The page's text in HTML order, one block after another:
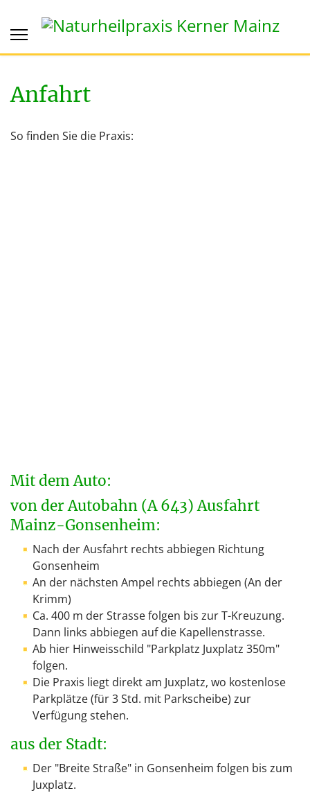
Anfahrt
So finden Sie die Praxis:
Mit dem Auto:
von der Autobahn (A 643) Ausfahrt
Mainz-Gonsenheim:
Nach der Ausfahrt rechts abbiegen Richtung
Gonsenheim
An der nächsten Ampel rechts abbiegen (An der
Krimm)
Ca. 400 m der Strasse folgen bis zur T-Kreuzung.
Dann links abbiegen auf die Kapellenstrasse.
Ab hier Hinweisschild "Parkplatz Juxplatz 350m"
folgen.
Die Praxis liegt direkt am Juxplatz, wo kostenlose
Parkplätze (für 3 Std. mit Parkscheibe) zur
Verfügung stehen.
aus der Stadt:
Der "Breite Straße" in Gonsenheim folgen bis zum
Juxplatz.